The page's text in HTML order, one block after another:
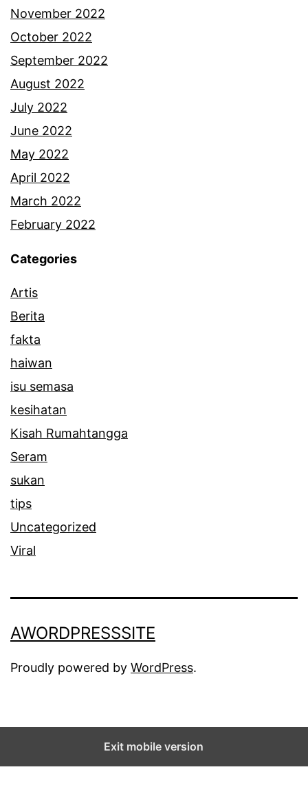
November 2022
October 2022
September 2022
August 2022
July 2022
June 2022
May 2022
April 2022
March 2022
February 2022
Categories
Artis
Berita
fakta
haiwan
isu semasa
kesihatan
Kisah Rumahtangga
Seram
sukan
tips
Uncategorized
Viral
AWORDPRESSSITE
Proudly powered by WordPress.
Exit mobile version